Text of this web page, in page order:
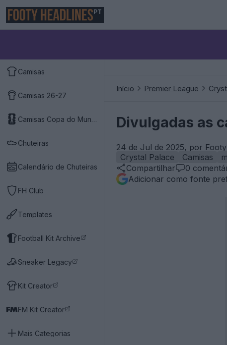
PT
Camisas
Camisas 26-27
Camisas Copa do Mundo 2026
Chuteiras
Calendário de Chuteiras
FH Club
Templates
Football Kit Archive
Sneaker Legacy
Kit Creator
FM Kit Creator
Mais Categorias
Início Premier League
Divulgadas as
24 de Jul de 2025, por
Crystal Palace
Camisas
Compartilhar
0
Adicionar como fonte